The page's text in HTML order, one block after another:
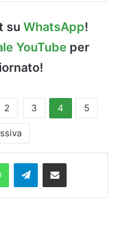
su WhatsApp!
YouTube per
2 3 4 5
WhatsAppTelegramCondividi via Email